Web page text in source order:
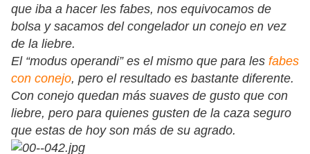
que iba a hacer les fabes, nos equivocamos de
bolsa y sacamos del congelador un conejo en vez
de la liebre.
El “modus operandi” es el mismo que para les fabes
con conejo, pero el resultado es bastante diferente.
Con conejo quedan más suaves de gusto que con
liebre, pero para quienes gusten de la caza seguro
que estas de hoy son más de su agrado.